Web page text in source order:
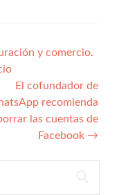
y comercio.
El cofundador de
recomienda
las cuentas de
Facebook →